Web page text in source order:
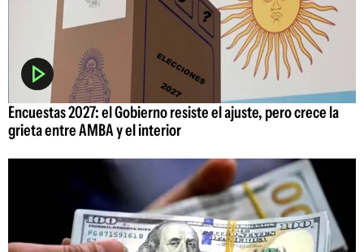
Encuestas 2027: el Gobierno resiste el ajuste, pero crece la
grieta entre AMBA y el interior